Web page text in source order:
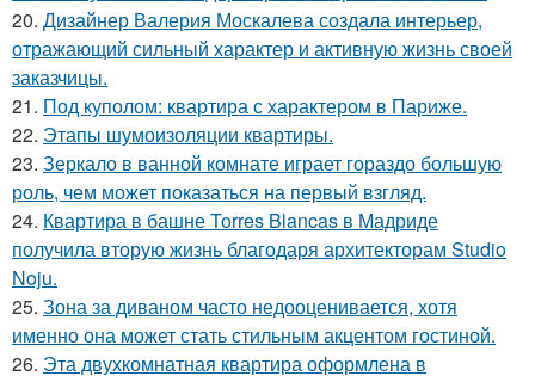
20. Дизайнер Валерия Москалева создала интерьер,
отражающий сильный характер и активную жизнь своей
заказчицы.
21. Под куполом: квартира с характером в Париже.
22. Этапы шумоизоляции квартиры.
23. Зеркало в ванной комнате играет гораздо большую
роль, чем может показаться на первый взгляд.
24. Квартира в башне Torres Blancas в Мадриде
получила вторую жизнь благодаря архитекторам Studio
Noju.
25. Зона за диваном часто недооценивается, хотя
именно она может стать стильным акцентом гостиной.
26. Эта двухкомнатная квартира оформлена в